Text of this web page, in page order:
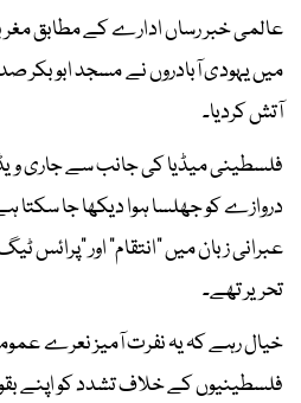
عالمی خبر رساں ادارے کے مطابق
میں یہودی آبادروں نے مسجد ابو بکر
آتش کردیا۔
فلسطینی میڈیا کی جانب سے جاری
دروازے کو جھلسا ہوا دیکھا جا سکتا
عبرانی زبان میں “انتقام” اور
تحریر تھے۔
خیال رہے کہ یہ نفرت آمیز نعرے
فلسطینیوں کے خلاف تشدد کو اپنے